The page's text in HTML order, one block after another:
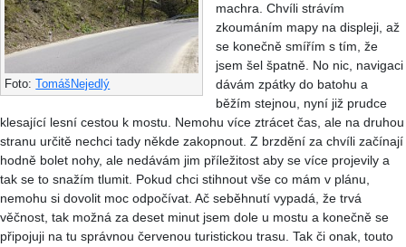
Foto:TomášNejedlý
machra. Chvíli strávím
zkoumáním mapy na displeji, až
se konečně smířím s tím, že
jsem šel špatně. No nic, navigaci
dávám zpátky do batohu a
běžím stejnou, nyní již prudce
klesající lesní cestou k mostu. Nemohu více ztrácet čas, ale na druhou
stranu určitě nechci tady někde zakopnout. Z brzdění za chvíli začínají
hodně bolet nohy, ale nedávám jim příležitost aby se více projevily a
tak se to snažím tlumit. Pokud chci stihnout vše co mám v plánu,
nemohu si dovolit moc odpočívat. Ač seběhnutí vypadá, že trvá
věčnost, tak možná za deset minut jsem dole u mostu a konečně se
připojuji na tu správnou červenou turistickou trasu. Tak či onak, touto